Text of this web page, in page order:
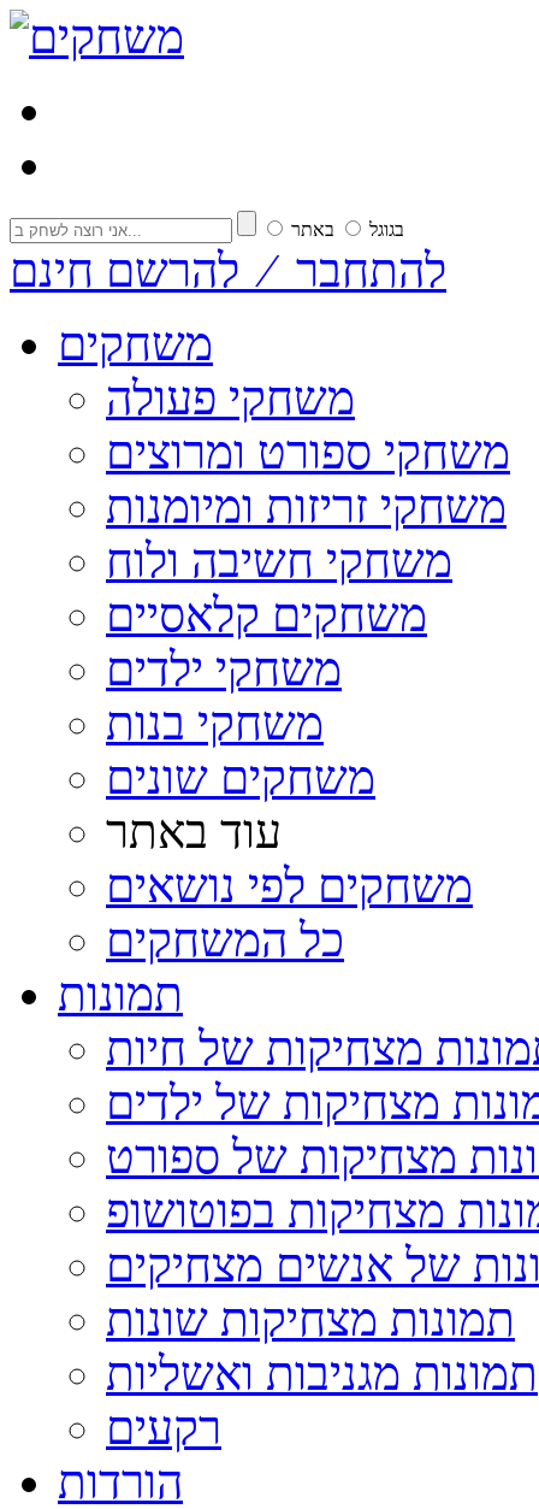
בגוגל באתר
להתחבר ⁄ להרשם חינם
משחקים
משחקי פעולה
משחקי ספורט ומרוצים
משחקי זריזות ומיומנות
משחקי חשיבה ולוח
משחקים קלאסיים
משחקי ילדים
משחקי בנות
משחקים שונים
עוד באתר
משחקים לפי נושאים
כל המשחקים
תמונות
מצחיקות של חיות
מצחיקות של ילדים
מצחיקות של ספורט
מצחיקות בפוטושופ
של אנשים מצחיקים
תמונות מצחיקות שונות
תמונות מגניבות ואשליות
רקעים
הורדות